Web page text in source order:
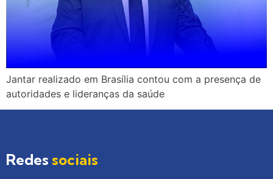
Jantar realizado em Brasília contou com a presença de
autoridades e lideranças da saúde
Redes sociais